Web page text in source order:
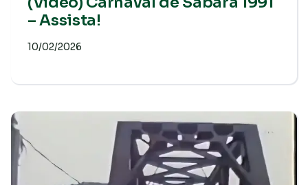
– Assista!
10/02/2026